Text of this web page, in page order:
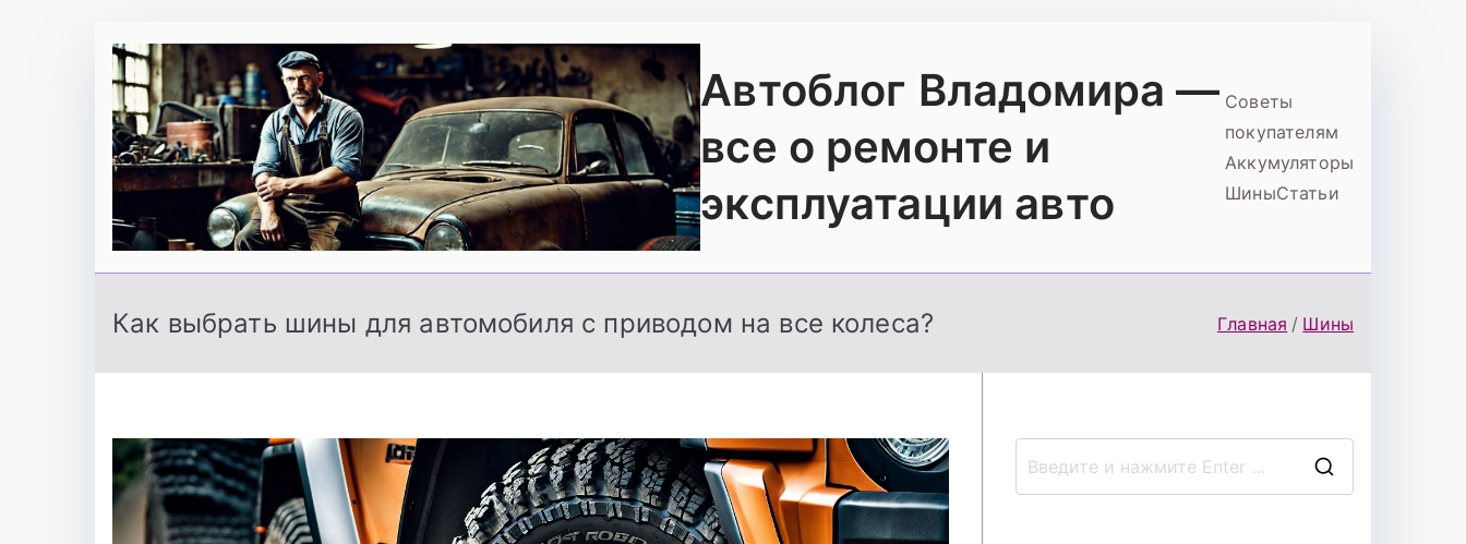
содержимому
Автоблог Владомира —
все о ремонте и
эксплуатации авто
Советы
покупателям
Аккумуляторы
ШиныСтатьи
Как выбрать шины для автомобиля с приводом на все колеса? Главная Шины